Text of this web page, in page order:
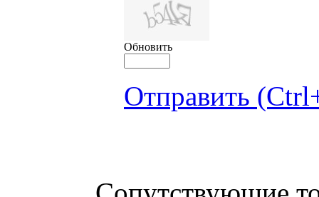
Обновить
Отправить